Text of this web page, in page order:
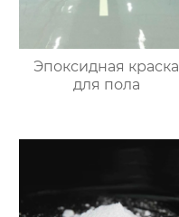
Эпоксидная краска
для пола